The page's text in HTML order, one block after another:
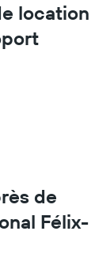
location
de
Félix-